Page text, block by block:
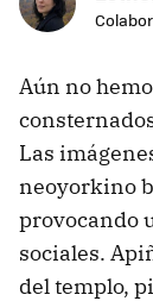
Aún no
Las
neoyorkino
provocando
sociales.
del templo,